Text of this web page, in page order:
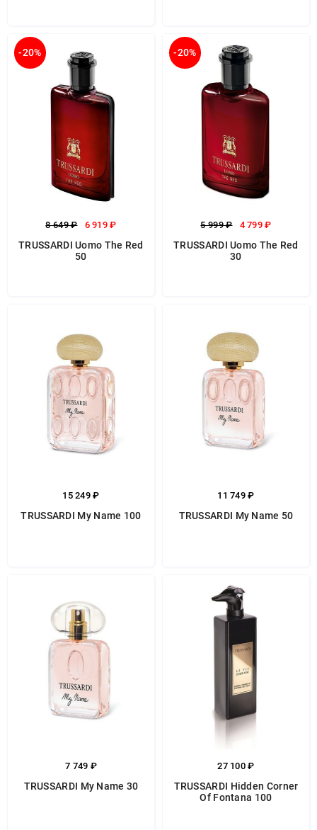
-20%
8 649 ₽ 6 919 ₽
TRUSSARDI Uomo The Red
50
-20%
5 999 ₽ 4 799 ₽
TRUSSARDI Uomo The Red
30
15 249 ₽
TRUSSARDI My Name 100
11 749 ₽
TRUSSARDI My Name 50
7 749 ₽
TRUSSARDI My Name 30
27 100 ₽
TRUSSARDI Hidden Corner
Of Fontana 100